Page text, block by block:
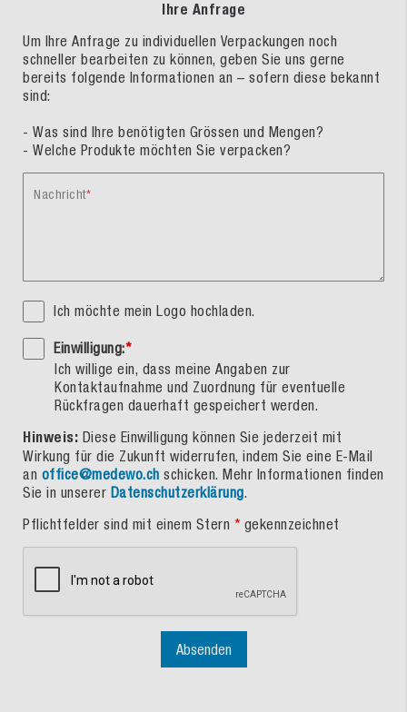
Ihre Anfrage
Um Ihre Anfrage zu individuellen Verpackungen noch
schneller bearbeiten zu können, geben Sie uns gerne
bereits folgende Informationen an – sofern diese bekannt
sind:
- Was sind Ihre benötigten Grössen und Mengen?
- Welche Produkte möchten Sie verpacken?
Nachricht
Ich möchte mein Logo hochladen.
Einwilligung:*
Ich willige ein, dass meine Angaben zur
Kontaktaufnahme und Zuordnung für eventuelle
Rückfragen dauerhaft gespeichert werden.
Hinweis: Diese Einwilligung können Sie jederzeit mit
Wirkung für die Zukunft widerrufen, indem Sie eine E-Mail
an office@medewo.ch schicken. Mehr Informationen finden
Sie in unserer Datenschutzerklärung.
Pflichtfelder sind mit einem Stern * gekennzeichnet
Absenden